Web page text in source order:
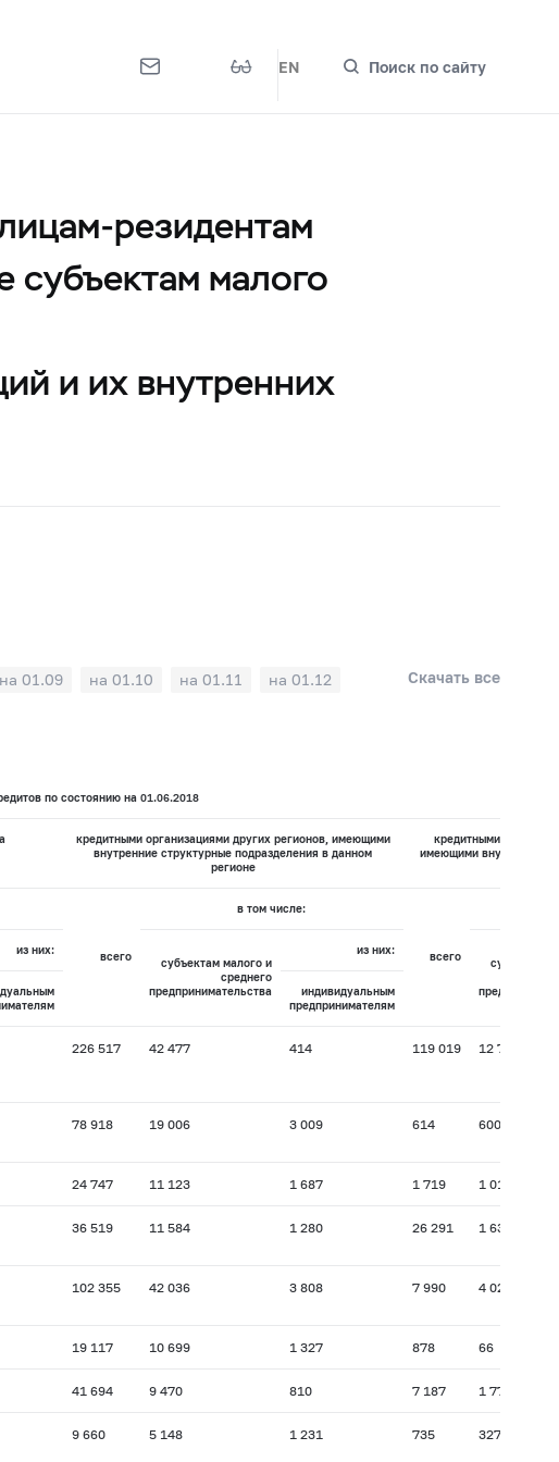
EN Поиск по сайту
резидентам
субъектам малого
и их внутренних
на 01.09 на 01.10 на 01.11 на 01.12 Скачать все
по состоянию на 01.06.2018
кредитными организациями других регионов, имеющими
внутренние структурные подразделения в данном
регионе
кредитными
имеющими внутренних
всего
в том числе:
всего
из них:
субъектам малого и
среднего
предпринимательства
из них:
субъектам
индивидуальным
предпринимателям
226 517 42 477 414 119 019 12 748
78 918 19 006 3 009 614 600
24 747 11 123 1 687 1 719 1 019
36 519 11 584 1 280 26 291 1 637
102 355 42 036 3 808 7 990 4 029
19 117 10 699 1 327 878 66
41 694 9 470 810 7 187 1 778
9 660 5 148 1 231 735 327